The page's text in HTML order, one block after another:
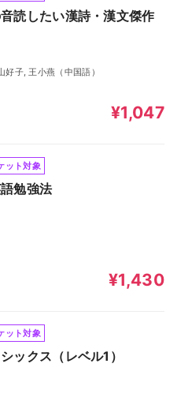
読したい漢詩・漢文傑作
好子, 王小燕（中国語）
¥1,047
ット対象
勉強法
¥1,430
ット対象
ックス（レベル1）